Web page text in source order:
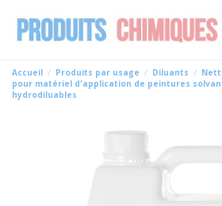
Accueil Produits par usage Diluants
pour matériel d'application de peintures
hydrodiluables